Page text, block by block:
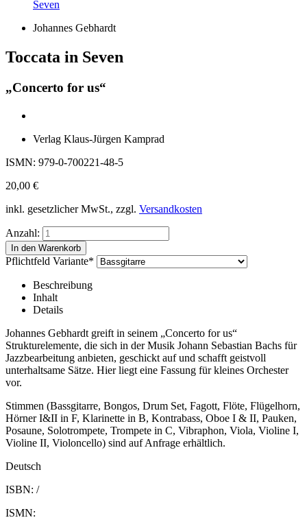
Johannes Gebhardt
Toccata in Seven
„Concerto for us“
Verlag Klaus-Jürgen Kamprad
ISMN: 979-0-700221-48-5
20,00 €
inkl. gesetzlicher MwSt., zzgl. Versandkosten
Anzahl:
Pflichtfeld Variante*
Beschreibung
Inhalt
Details
Johannes Gebhardt greift in seinem „Concerto for us“
Strukturelemente, die sich in der Musik Johann Sebastian Bachs für
Jazzbearbeitung anbieten, geschickt auf und schafft geistvoll
unterhaltsame Sätze. Hier liegt eine Fassung für kleines Orchester
vor.
Stimmen (Bassgitarre, Bongos, Drum Set, Fagott, Flöte, Flügelhorn,
Hörner I&II in F, Klarinette in B, Kontrabass, Oboe I & II, Pauken,
Posaune, Solotrompete, Trompete in C, Vibraphon, Viola, Violine I,
Violine II, Violoncello) sind auf Anfrage erhältlich.
Deutsch
ISBN: /
ISMN: